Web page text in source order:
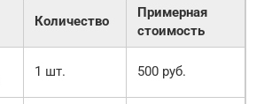
Количество
Примерная
стоимость
1 шт. 500 руб.